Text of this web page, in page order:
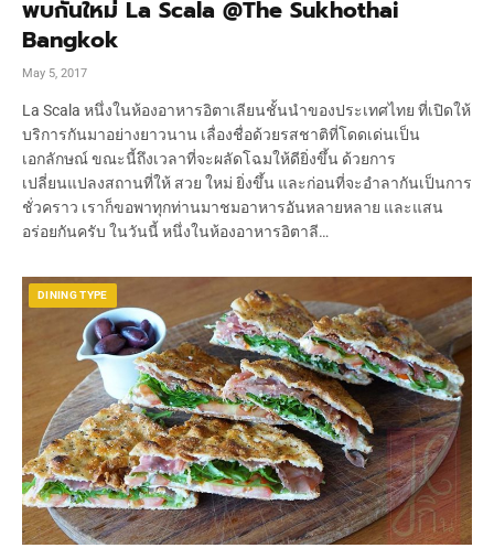
พบกันใหม่ La Scala @The Sukhothai
Bangkok
May 5, 2017
La Scala หนึ่งในห้องอาหารอิตาเลียนชั้นนำของประเทศไทย ที่เปิดให้
บริการกันมาอย่างยาวนาน เลื่องชื่อด้วยรสชาติที่โดดเด่นเป็น
เอกลักษณ์ ขณะนี้ถึงเวลาที่จะผลัดโฉมให้ดียิ่งขึ้น ด้วยการ
เปลี่ยนแปลงสถานที่ให้ สวย ใหม่ ยิ่งขึ้น และก่อนที่จะอำลากันเป็นการ
ชั่วคราว เราก็ขอพาทุกท่านมาชมอาหารอันหลายหลาย และแสน
อร่อยกันครับ ในวันนี้ หนึ่งในห้องอาหารอิตาลี…
DINING TYPE